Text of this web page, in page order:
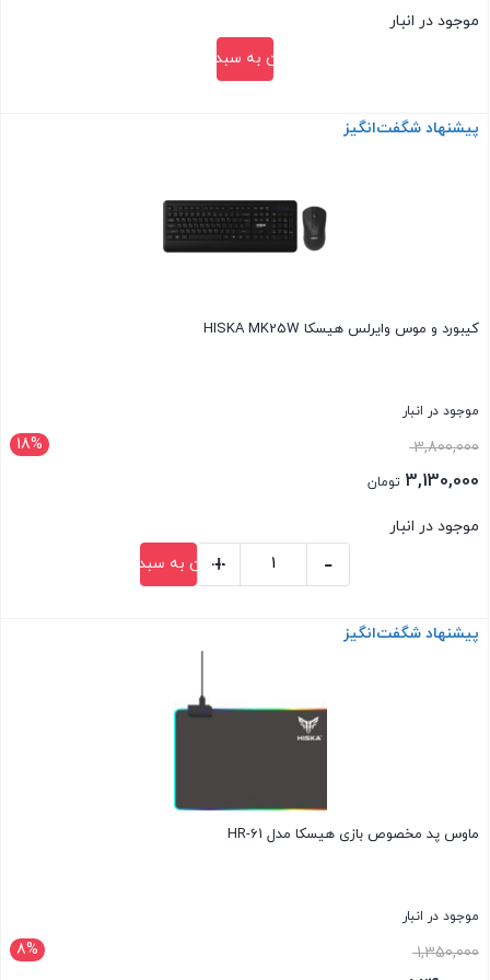
بود.
موجود در انبار
افزودن به سبد خرید
بستن
پیشنهاد شگفت‌انگیز
کیبورد و موس وایرلس هیسکا HISKA MK25W
موجود در انبار
18% 3,800,000قیمت
اصلی:
بود.
3,130,000 تومان
موجود در انبار
موس
HISKA
-
+
افزودن به سبد خرید
بستن
پیشنهاد شگفت‌انگیز
ماوس پد مخصوص بازی هیسکا مدل HR-61
موجود در انبار
8% 1,350,000قیمت